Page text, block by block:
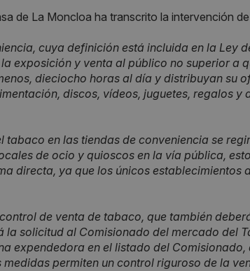
de La Moncloa ha transcrito la intervención
cuya definición está incluida en la Ley
exposición y venta al público no superior a
dieciocho horas al día y distribuyan su
discos, vídeos, juguetes, regalos
en las tiendas de conveniencia se
de ocio y quioscos en la vía pública,
directa, ya que los únicos
de venta de tabaco, que también
la solicitud al Comisionado del mercado del
expendedora en el listado del
medidas permiten un control riguroso de la